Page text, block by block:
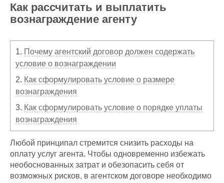
Как рассчитать и выплатить
вознаграждение агенту
1. Почему агентский договор должен содержать
условие о вознаграждении
2. Как сформулировать условие о размере
вознаграждения
3. Как сформулировать условие о порядке уплаты
вознаграждения
Любой принципал стремится снизить расходы на
оплату услуг агента. Чтобы одновременно избежать
необоснованных затрат и обезопасить себя от
возможных рисков, в агентском договоре необходимо